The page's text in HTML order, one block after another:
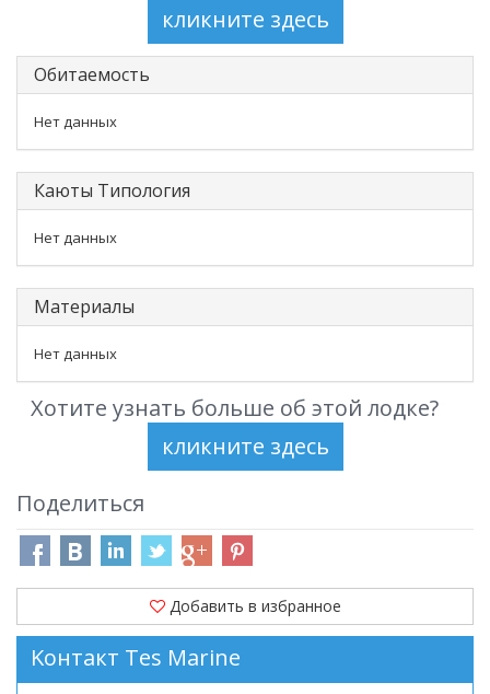
Обитаемость
Нет данных
Каюты Типология
Нет данных
Материалы
Нет данных
Хотите узнать больше об этой лодке?
Поделиться
Добавить в избранное
Kонтакт Tes Marine